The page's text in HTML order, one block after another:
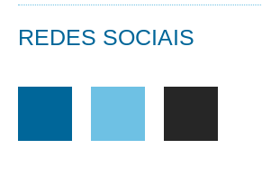
REDES SOCIAIS